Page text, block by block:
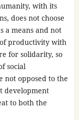
with its
does not choose
a means and not
productivity with
for solidarity, so
social
not opposed to the
development
to both the